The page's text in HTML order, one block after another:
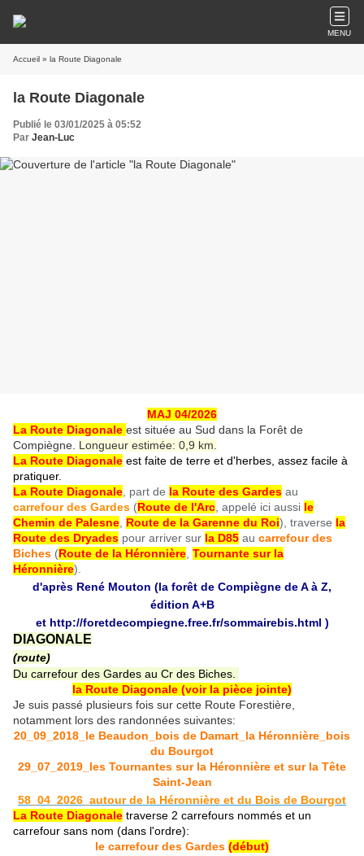
MENU
Accueil » la Route Diagonale
la Route Diagonale
Publié le 03/01/2025 à 05:52
Par Jean-Luc
MAJ 04/2026
La Route Diagonale est située au Sud dans la Forêt de
Compiègne. Longueur estimée: 0,9 km.
La Route Diagonale est faite de terre et d'herbes, assez facile à
pratiquer.
La Route Diagonale , part de la Route des Gardes au
carrefour des Gardes (Route de l'Arc , appelé ici aussi le
Chemin de Palesne Route de la Garenne du Roi), traverse la
Route des Dryades pour arriver sur la D85 au carrefour des
Biches (Route de la Héronnière Tournante sur la
Héronnière).
d'après René Mouton (la forêt de Compiègne de A à Z,
édition A+B
et http://foretdecompiegne.free.fr/sommairebis.html )
DIAGONALE
(route)
Du carrefour des Gardes au Cr des Biches.
la Route Diagonale (voir la pièce jointe)
Je suis passé plusieurs fois sur cette Route Forestière,
notamment lors des randonnées suivantes:
20_09_2018_le Beaudon_bois de Damart_la Héronnière_bois
du Bourgot
29_07_2019_les Tournantes sur la Héronnière et sur la Tête
Saint-Jean
58_04_2026_autour de la Héronnière et du Bois de Bourgot
La Route Diagonale traverse 2 carrefours nommés et un
carrefour sans nom (dans l'ordre):
le carrefour des Gardes (début)